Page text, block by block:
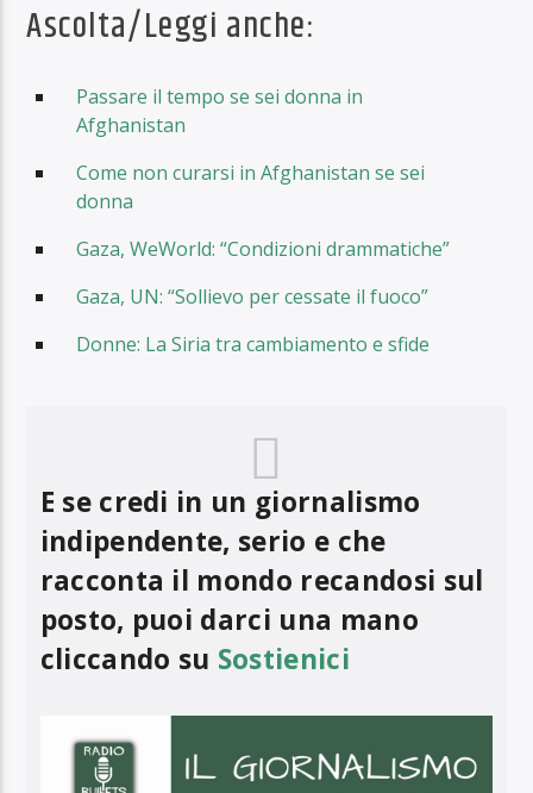
Ascolta/Leggi anche:
Passare il tempo se sei donna in
Afghanistan
Come non curarsi in Afghanistan se sei
donna
Gaza, WeWorld: “Condizioni drammatiche”
Gaza, UN: “Sollievo per cessate il fuoco”
Donne: La Siria tra cambiamento e sfide
E se credi in un giornalismo
indipendente, serio e che
racconta il mondo recandosi sul
posto, puoi darci una mano
cliccando su Sostienici